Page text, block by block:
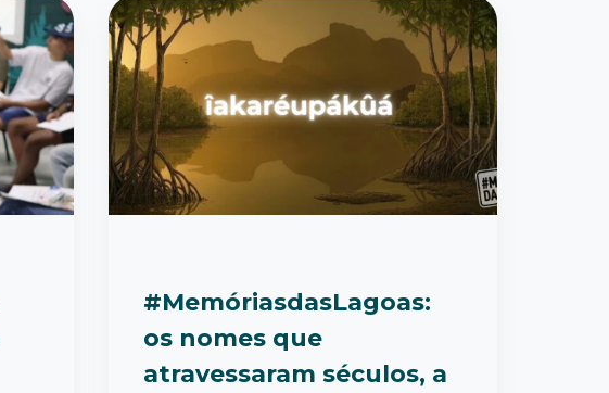
#MemóriasdasLagoas:
os nomes que
atravessaram séculos, a